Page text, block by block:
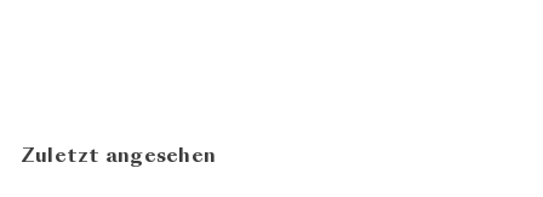
Zuletzt angesehen